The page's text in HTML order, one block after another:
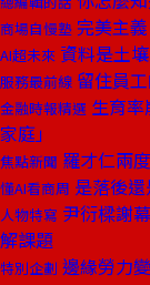
商場自慢塾 完美主
AI超未來 資料是土
服務最前線 留住員
金融時報精選 生育
家庭」
焦點新聞 羅才仁兩
懂AI看商周 是落後
人物特寫 尹衍樑謝
解課題
特別企劃 邊緣勞力